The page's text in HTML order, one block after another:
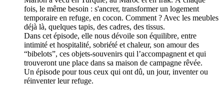
fois, le même besoin : s'ancrer, transformer un logement
temporaire en refuge, en cocon. Comment ? Avec les meubles
déjà là, quelques tapis, des cadres, des tissus.
Dans cet épisode, elle nous dévoile son équilibre, entre
intimité et hospitalité, sobriété et chaleur, son amour des
“bibelots”, ces objets-souvenirs qui l’accompagnent et qui
trouveront une place dans sa maison de campagne rêvée.
Un épisode pour tous ceux qui ont dû, un jour, inventer ou
réinventer leur refuge.